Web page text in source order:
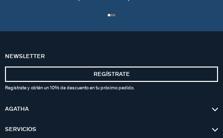
NEWSLETTER
REGÍSTRATE
Regístrate y obtén un 10% de descuento en tu próximo pedido.
AGATHA
SERVICIOS